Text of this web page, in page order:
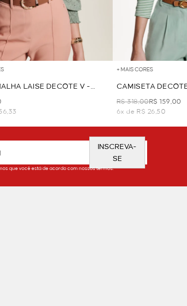
LAISE DECOTE V -
+ MAIS CORES
CAMISETA
MANGA 7/8 -
R$ 318,00R$ 159,00
6x de R$ 26,50
INSCREVA-
SE
que você está de acordo com nossos termos.